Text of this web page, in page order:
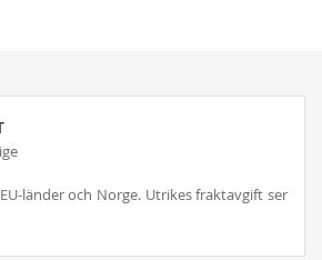
länder och Norge. Utrikes fraktavgift ser